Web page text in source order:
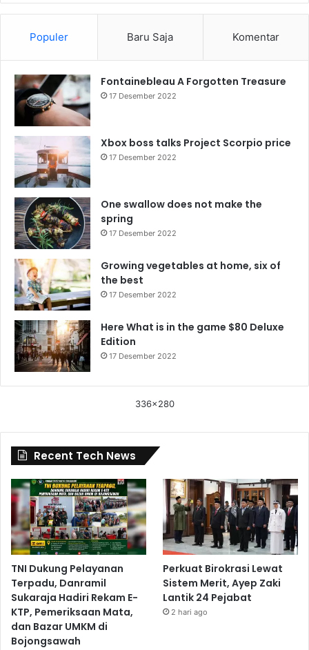
Populer Baru Saja Komentar
Fontainebleau A Forgotten Treasure
17 Desember 2022
Xbox boss talks Project Scorpio price
17 Desember 2022
One swallow does not make the
spring
17 Desember 2022
Growing vegetables at home, six of
the best
17 Desember 2022
Here What is in the game $80 Deluxe
Edition
17 Desember 2022
336x280
Recent Tech News
TNI Dukung Pelayanan
Terpadu, Danramil
Sukaraja Hadiri Rekam E-
KTP, Pemeriksaan Mata,
dan Bazar UMKM di
Bojongsawah
Perkuat Birokrasi Lewat
Sistem Merit, Ayep Zaki
Lantik 24 Pejabat
2 hari ago